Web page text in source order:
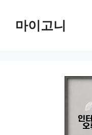
마이고니